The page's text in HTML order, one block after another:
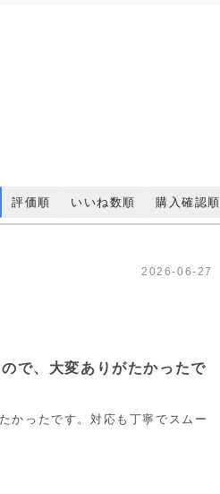
評価順 いいね数順 購入確認順
2026-06-27
で、大変ありがたかったで
かったです。対応も丁寧でスムー